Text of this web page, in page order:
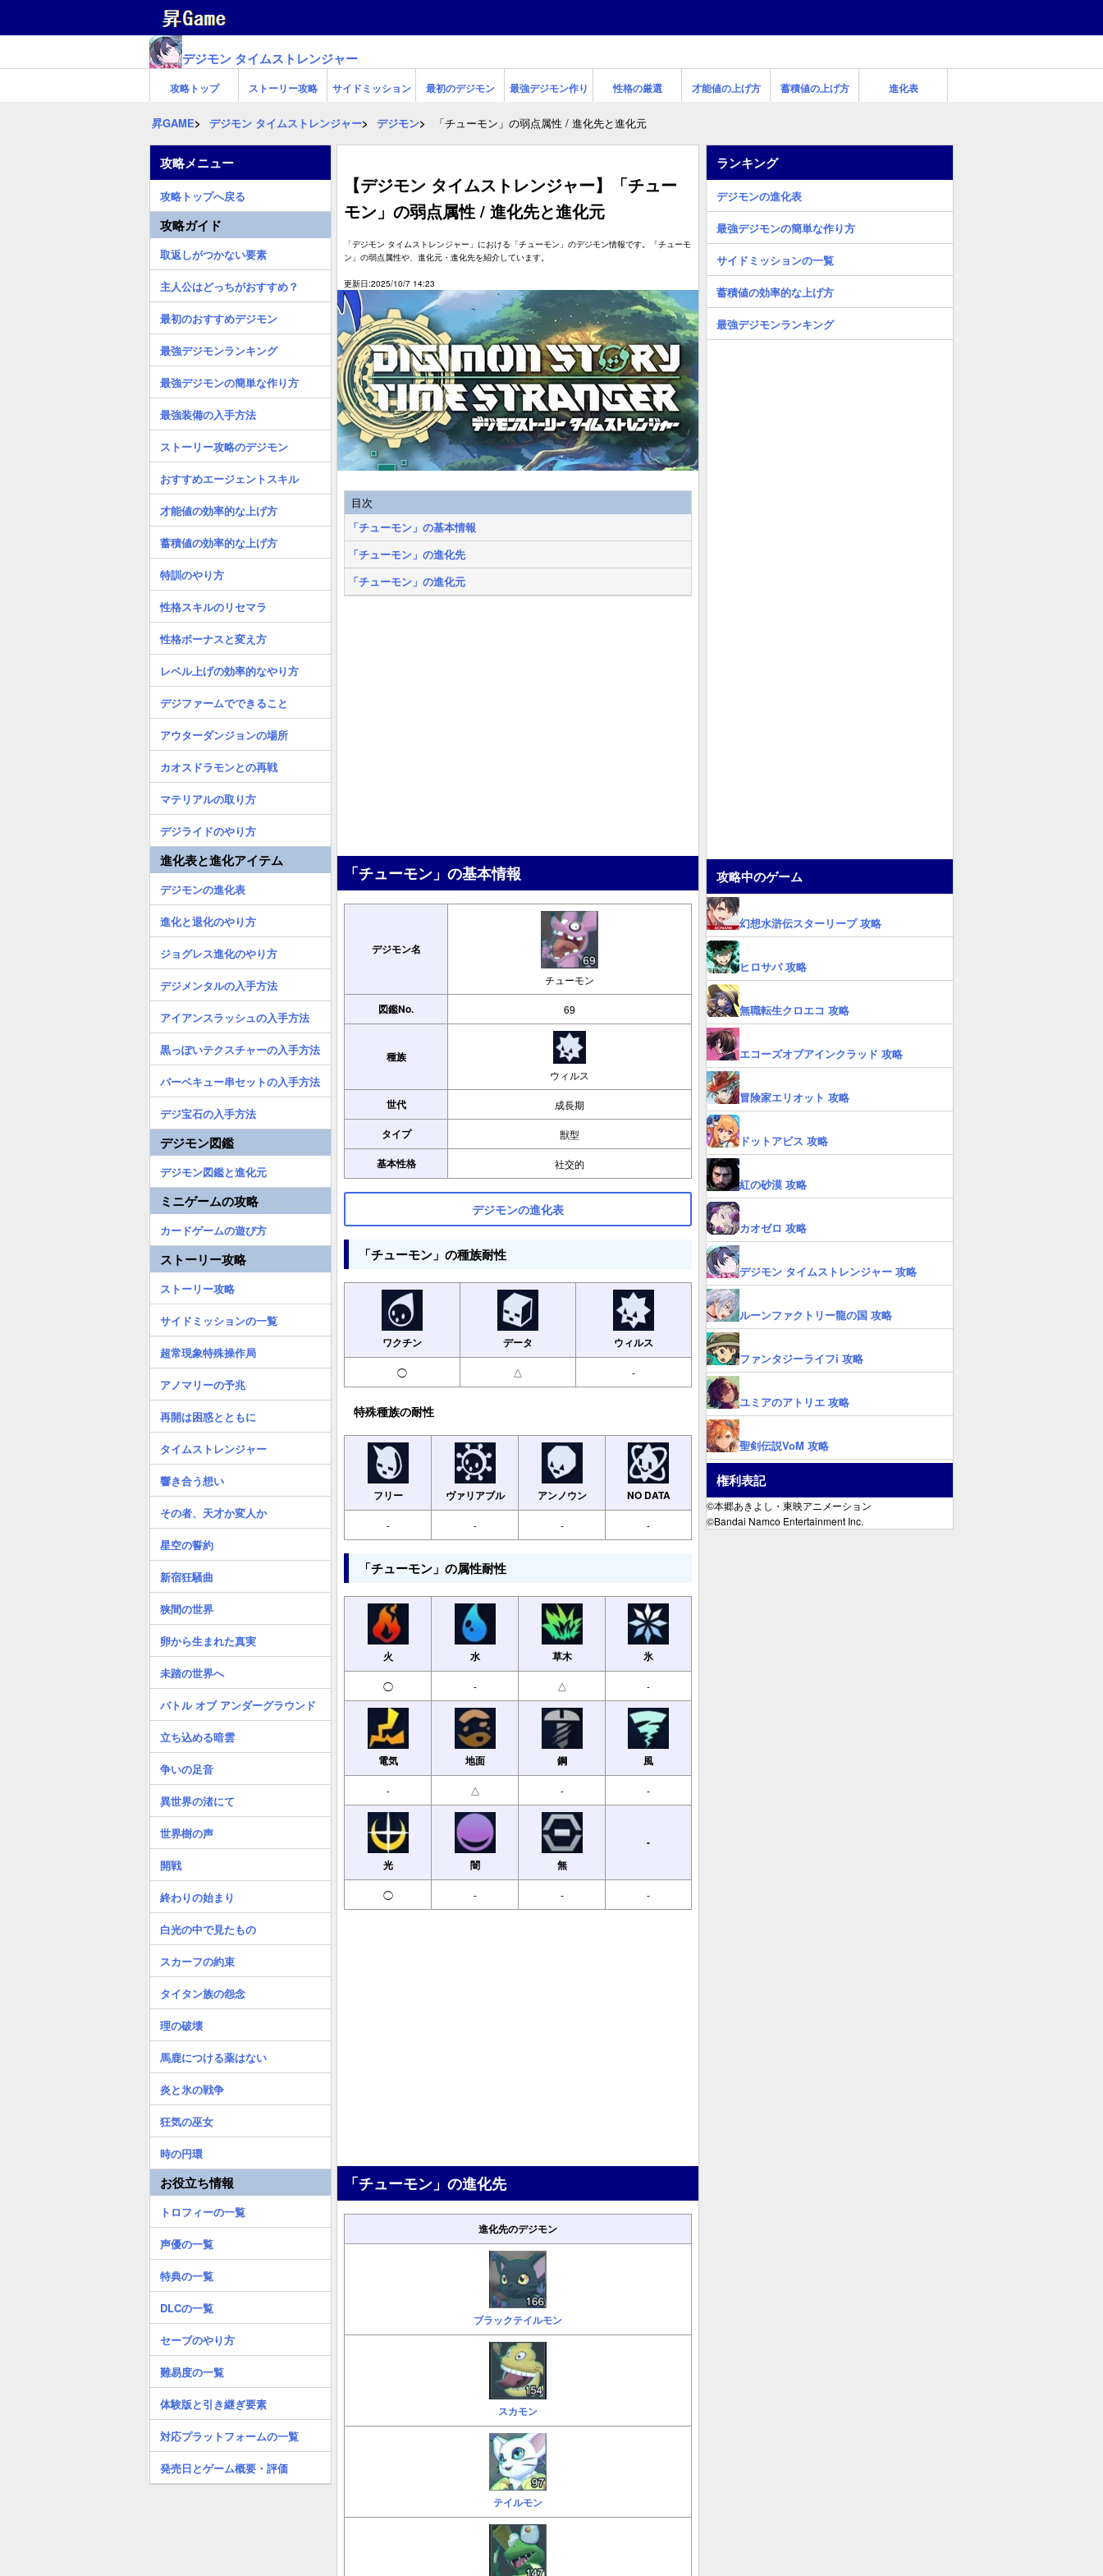
デジモン タイムストレンジャー
攻略トップ ストーリー攻略 サイドミッション 最初のデジモン 最強デジモン作り 性格の厳選 才能値の上げ方 蓄積値の上げ方 進化表
昇GAME デジモン タイムストレンジャー デジモン 「チューモン」の弱点属性 / 進化先と進化元
【デジモン タイムストレンジャー】「チュー
モン」の弱点属性 / 進化先と進化元
「デジモン タイムストレンジャー」における「チューモン」のデジモン情報です。「チューモ
ン」の弱点属性や、進化元・進化先を紹介しています。
更新日:2025/10/7 14:23
目次
「チューモン」の基本情報
「チューモン」の進化先
「チューモン」の進化元
「チューモン」の基本情報
デジモン名
チューモン
図鑑No. 69
種族
ウィルス
世代 成長期
タイプ 獣型
基本性格 社交的
デジモンの進化表
「チューモン」の種族耐性
ワクチン データ ウィルス
◯ △ -
特殊種族の耐性
フリー ヴァリアブル アンノウン NO DATA
- - - -
「チューモン」の属性耐性
火 水 草木 氷
◯ - △ -
電気 地面 鋼 風
- △ - -
光 闇 無
-
◯ - - -
「チューモン」の進化先
進化先のデジモン
ブラックテイルモン
スカモン
テイルモン
攻略メニュー
攻略トップへ戻る
攻略ガイド
取返しがつかない要素
主人公はどっちがおすすめ？
最初のおすすめデジモン
最強デジモンランキング
最強デジモンの簡単な作り方
最強装備の入手方法
ストーリー攻略のデジモン
おすすめエージェントスキル
才能値の効率的な上げ方
蓄積値の効率的な上げ方
特訓のやり方
性格スキルのリセマラ
性格ボーナスと変え方
レベル上げの効率的なやり方
デジファームでできること
アウターダンジョンの場所
カオスドラモンとの再戦
マテリアルの取り方
デジライドのやり方
進化表と進化アイテム
デジモンの進化表
進化と退化のやり方
ジョグレス進化のやり方
デジメンタルの入手方法
アイアンスラッシュの入手方法
黒っぽいテクスチャーの入手方法
バーベキュー串セットの入手方法
デジ宝石の入手方法
デジモン図鑑
デジモン図鑑と進化元
ミニゲームの攻略
カードゲームの遊び方
ストーリー攻略
ストーリー攻略
サイドミッションの一覧
超常現象特殊操作局
アノマリーの予兆
再開は困惑とともに
タイムストレンジャー
響き合う想い
その者、天才か変人か
星空の誓約
新宿狂騒曲
狭間の世界
卵から生まれた真実
未踏の世界へ
バトル オブ アンダーグラウンド
立ち込める暗雲
争いの足音
異世界の渚にて
世界樹の声
開戦
終わりの始まり
白光の中で見たもの
スカーフの約束
タイタン族の怨念
理の破壊
馬鹿につける薬はない
炎と氷の戦争
狂気の巫女
時の円環
お役立ち情報
トロフィーの一覧
声優の一覧
特典の一覧
DLCの一覧
セーブのやり方
難易度の一覧
体験版と引き継ぎ要素
対応プラットフォームの一覧
発売日とゲーム概要・評価
ランキング
デジモンの進化表
最強デジモンの簡単な作り方
サイドミッションの一覧
蓄積値の効率的な上げ方
最強デジモンランキング
攻略中のゲーム
幻想水滸伝スターリープ 攻略
ヒロサバ 攻略
無職転生クロエコ 攻略
エコーズオブアインクラッド 攻略
冒険家エリオット 攻略
ドットアビス 攻略
紅の砂漠 攻略
カオゼロ 攻略
デジモン タイムストレンジャー 攻略
ルーンファクトリー龍の国 攻略
ファンタジーライフi 攻略
ユミアのアトリエ 攻略
聖剣伝説VoM 攻略
権利表記
©本郷あきよし・東映アニメーション
©Bandai Namco Entertainment Inc.